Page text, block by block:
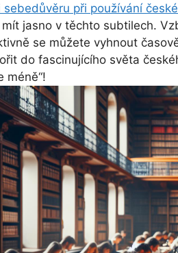
sebedůvěru při používání
mít jasno v těchto subtilech.
se můžete vyhnout
do fascinujícího světa
méně“!